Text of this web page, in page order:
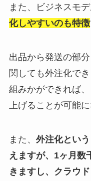
また、ビジネスモ
化しやすいのも特徴
出品から発送の部
関しても外注化で
組みかができれば
上げることが可能に
また、 外注化とい
えますが、1ヶ月数
きますし、クラウ